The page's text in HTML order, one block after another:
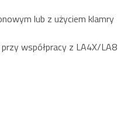
lub z użyciem klamry
współpracy z LA4X/LA8